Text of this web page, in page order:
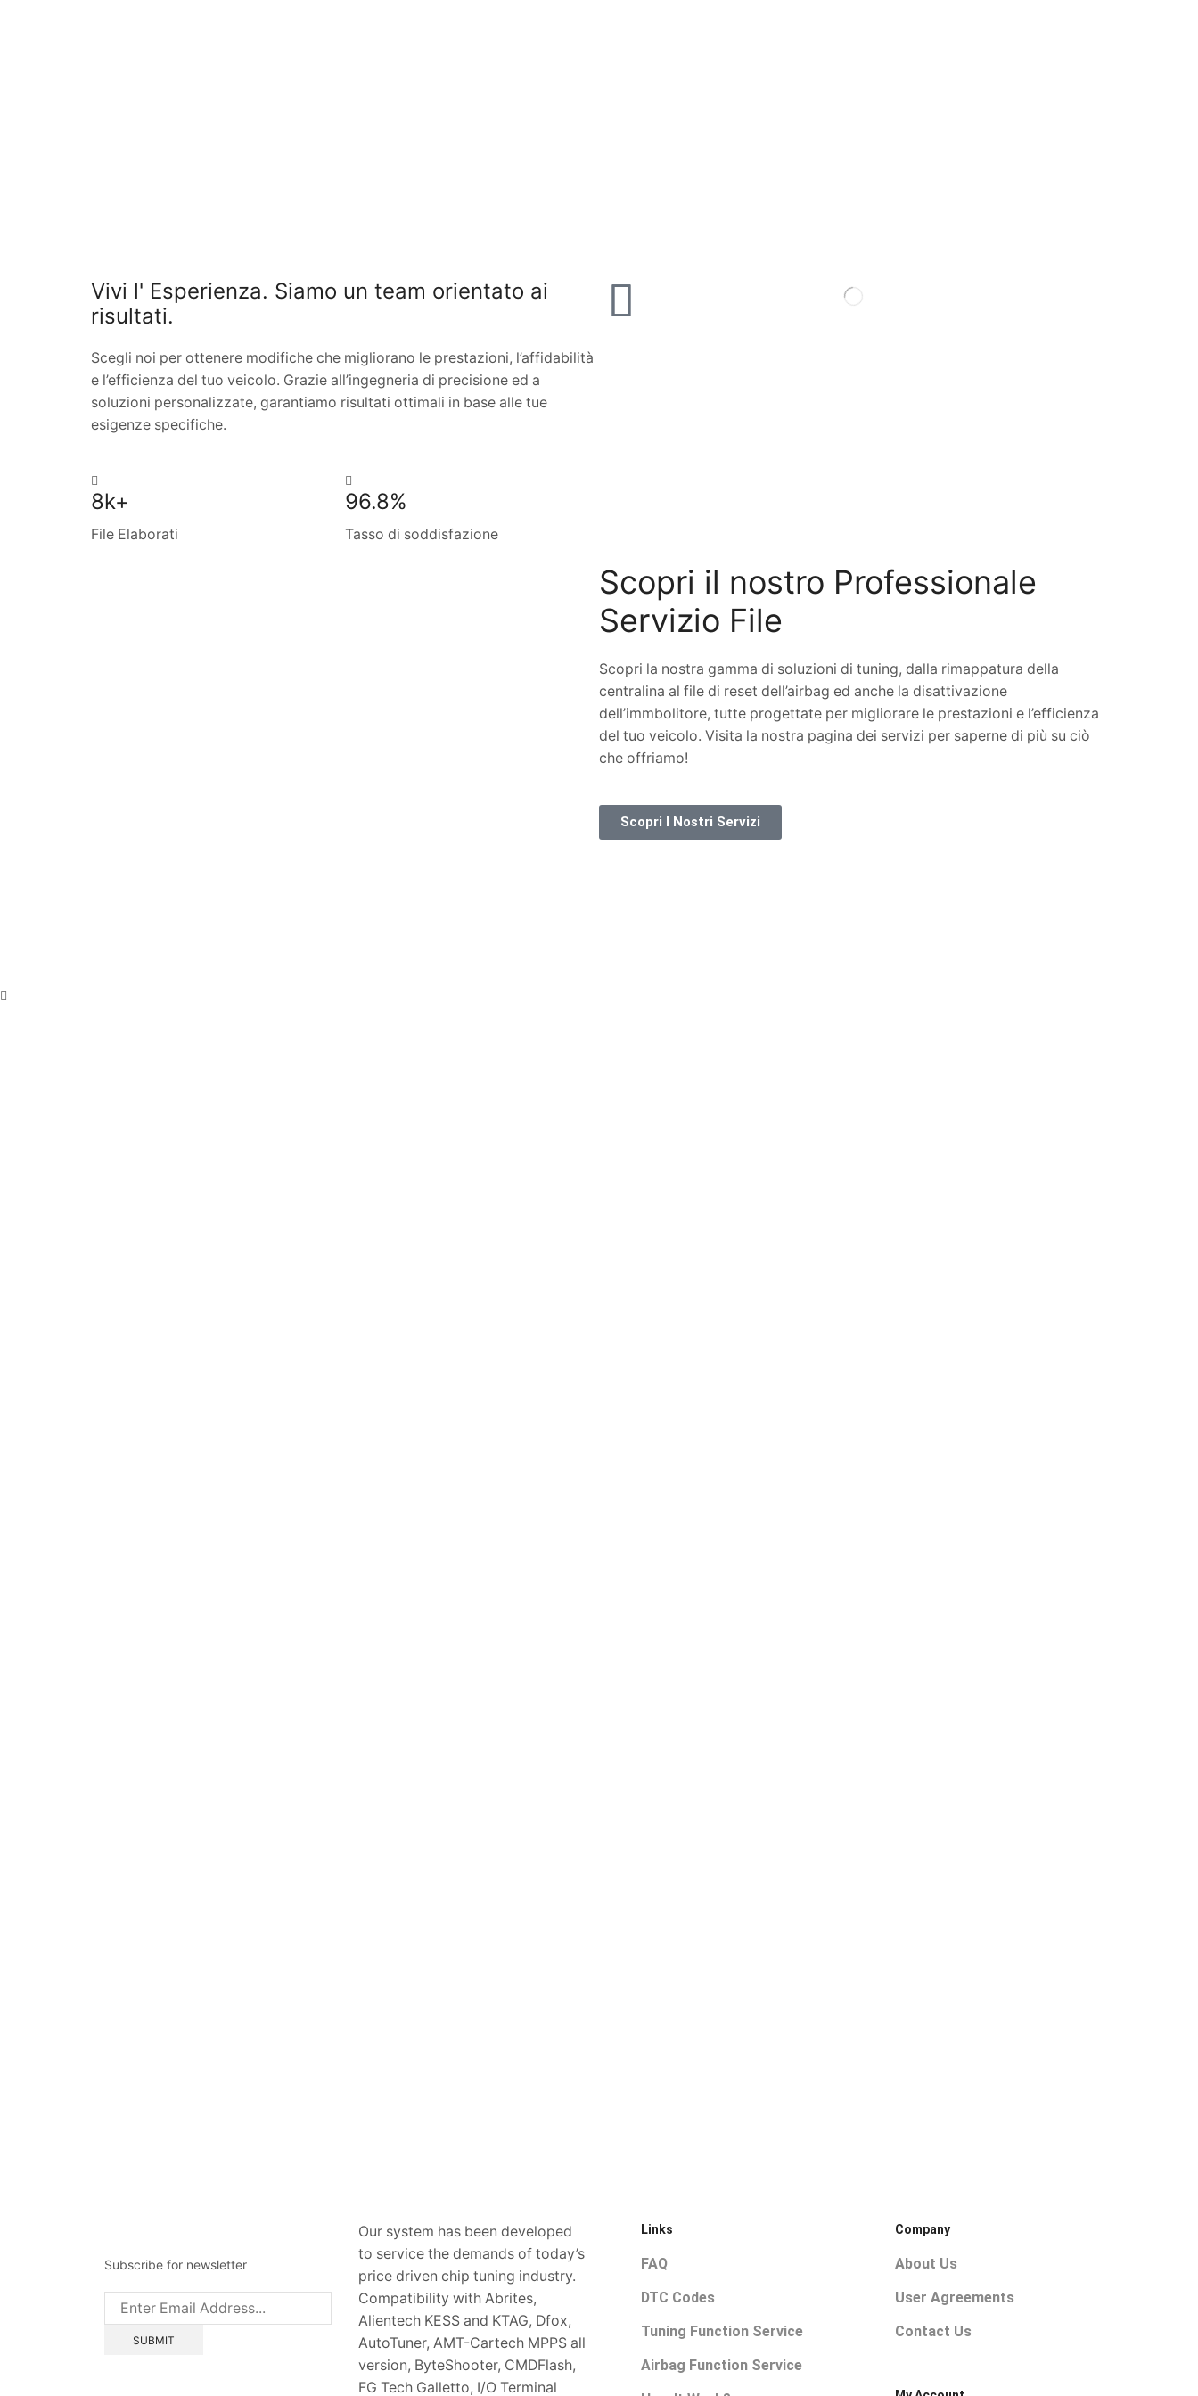
Vivi l' Esperienza. Siamo un team orientato ai
risultati.
Scegli noi per ottenere modifiche che migliorano le prestazioni, l’affidabilità
e l’efficienza del tuo veicolo. Grazie all’ingegneria di precisione ed a
soluzioni personalizzate, garantiamo risultati ottimali in base alle tue
esigenze specifiche.
8k+
File Elaborati
96.8%
Tasso di soddisfazione
Scopri il nostro Professionale
Servizio File
Scopri la nostra gamma di soluzioni di tuning, dalla rimappatura della
centralina al file di reset dell’airbag ed anche la disattivazione
dell’immbolitore, tutte progettate per migliorare le prestazioni e l’efficienza
del tuo veicolo. Visita la nostra pagina dei servizi per saperne di più su ciò
che offriamo!
Scopri I Nostri Servizi
Subscribe for newsletter
Our system has been developed
to service the demands of today’s
price driven chip tuning industry.
Compatibility with Abrites,
Alientech KESS and KTAG, Dfox,
AutoTuner, AMT-Cartech MPPS all
version, ByteShooter, CMDFlash,
FG Tech Galletto, I/O Terminal
Links
FAQ
DTC Codes
Tuning Function Service
Airbag Function Service
Company
About Us
User Agreements
Contact Us